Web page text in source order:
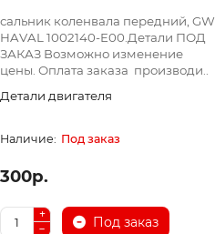
сальник коленвала передний, GW
HAVAL 1002140-E00.Детали ПОД
ЗАКАЗ Возможно изменение
цены. Оплата заказа производи..
Детали двигателя
Под заказ
300р.
Под заказ